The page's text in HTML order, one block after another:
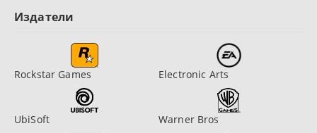
Издатели
Rockstar Games Electronic Arts
UbiSoft Warner Bros